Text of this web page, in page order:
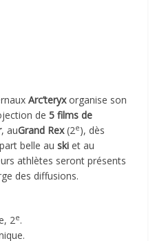
Arc’teryxorganise son
de 5 films de
, auGrand Rex(2e), dès
belle au skiet au
athlètes seront présents
des diffusions.
2e.